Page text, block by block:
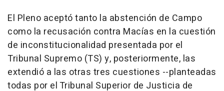
El Pleno aceptó tanto la abstención de Campo
como la recusación contra Macías en la cuestión
de inconstitucionalidad presentada por el
Tribunal Supremo (TS) y, posteriormente, las
extendió a las otras tres cuestiones --planteadas
todas por el Tribunal Superior de Justicia de